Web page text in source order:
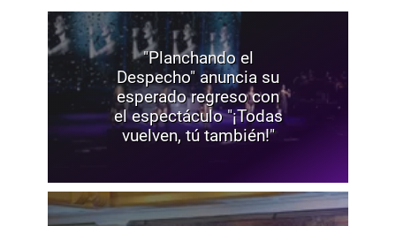
"Planchando el
Despecho" anuncia su
esperado regreso con
el espectáculo "¡Todas
vuelven, tú también!"